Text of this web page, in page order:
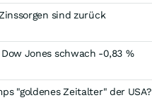
sind zurück
Jones schwach -0,83 %
"goldenes Zeitalter" der USA?